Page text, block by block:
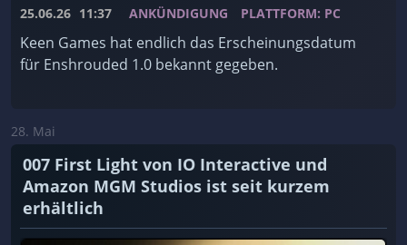
25.06.26 11:37 ANKÜNDIGUNG PLATTFORM: PC
Keen Games hat endlich das Erscheinungsdatum
für Enshrouded 1.0 bekannt gegeben.
28. Mai
007 First Light von IO Interactive und
Amazon MGM Studios ist seit kurzem
erhältlich